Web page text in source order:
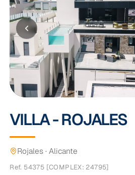
VILLA - ROJALES
Rojales · Alicante
Ref. 54375 [COMPLEX: 24795]